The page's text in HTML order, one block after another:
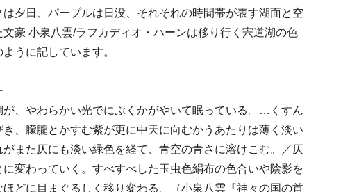
夕日、パープルは日没、それそれの時間帯が表す湖面と空
豪 小泉八雲/ラフカディオ・ハーンは移り行く宍道湖の色
うに記しています。
、やわらかい光でにぶくかがやいて眠っている。…くすん
、朦朧とかすむ紫が更に中天に向むかうあたりは薄く淡い
また仄にも淡い緑色を経て、青空の青さに溶けこむ。／仄
変わっていく。すべすべした玉虫色絹布の色合いや陰影を
どに目まぐるしく移り変わる。（小泉八雲『神々の国の首